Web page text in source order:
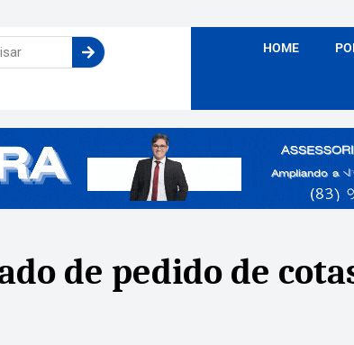
HOME
de pedido de